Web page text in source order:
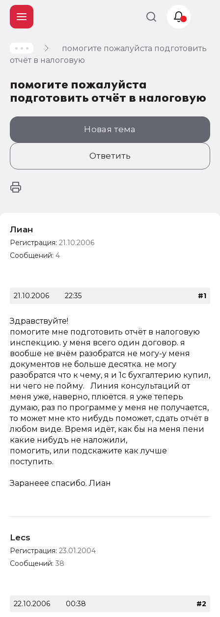
помогите пожалуйста подготовить
отчёт в налоговую
помогите пожалуйста
подготовить отчёт в налоговую
Новая тема
Ответить
Лиан
Регистрация: 21.10.2006
Сообщений: 4
21.10.2006 22:35 #1
Здравствуйте!
помогите мне подготовить отчёт в налоговую
инспекцию. у меня всего один договор. я
вообше не вчём разобратся не могу-у меня
документов не больше десятка. не могу
разобратся что к чему, я и 1с бухгалтерию купил,
ни чего не пойму. Линия консультаций от
меня уже, наверно, плюётся. я уже теперь
думаю, раз по программе у меня не получается,
то может мне кто нибудь поможет, сдать отчёт в
любом виде. Время идёт, как бы на меня пени
какие нибудъ не наложили,
помогить, или подскажите как лучше
поступить.
Заранеее спасибо. Лиан
Lecs
Регистрация: 23.01.2004
Сообщений: 38
22.10.2006 00:38 #2
Учет и
налогообложение
Автоматизация